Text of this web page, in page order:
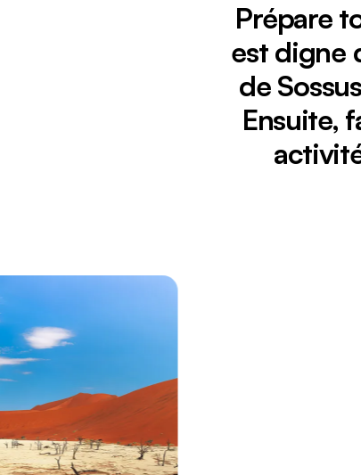
Troupeau d'éléphants d'Afrique marchant
Prépare
est digne
de
Ensuite,